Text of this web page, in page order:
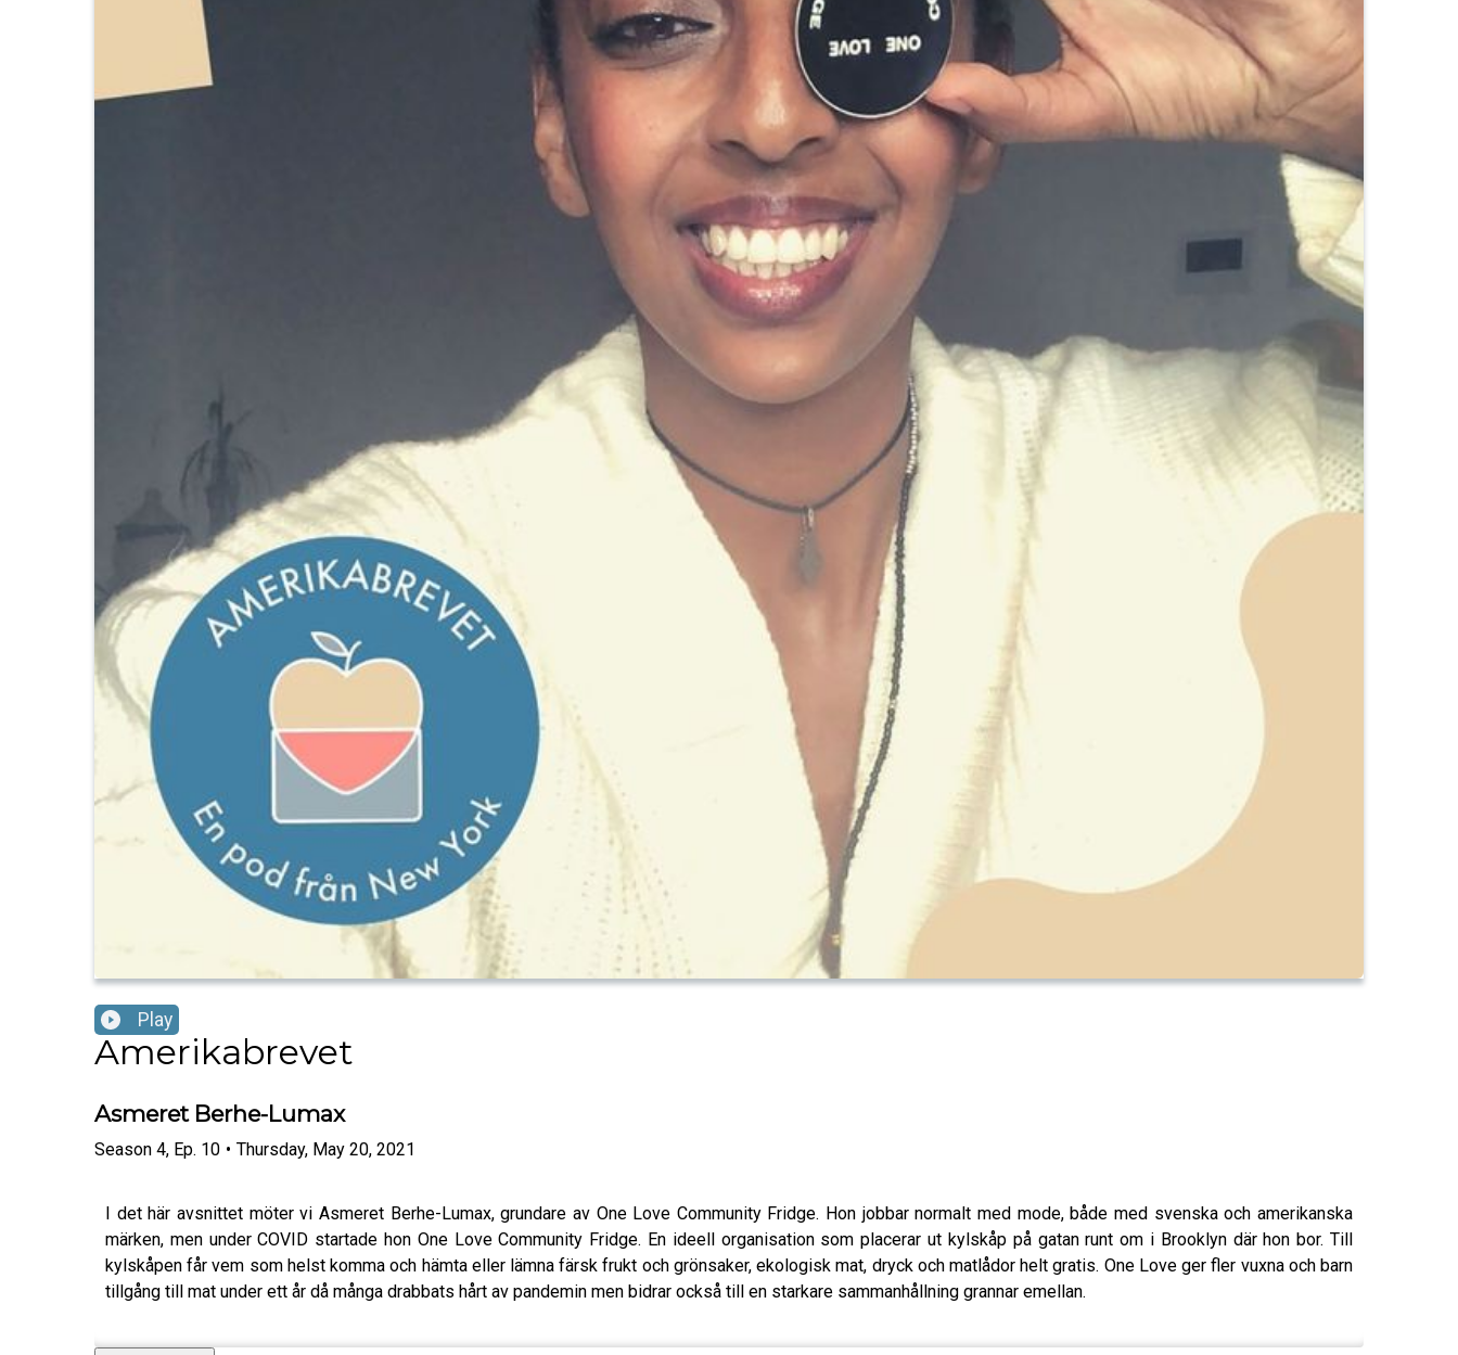
Play
Amerikabrevet
Asmeret Berhe-Lumax
Season 4, Ep. 10 • Thursday, May 20, 2021
I det här avsnittet möter vi Asmeret Berhe-Lumax, grundare av One Love Community Fridge. Hon jobbar normalt med mode, både med svenska och amerikanska
märken, men under COVID startade hon One Love Community Fridge. En ideell organisation som placerar ut kylskåp på gatan runt om i Brooklyn där hon bor. Till
kylskåpen får vem som helst komma och hämta eller lämna färsk frukt och grönsaker, ekologisk mat, dryck och matlådor helt gratis. One Love ger fler vuxna och barn
tillgång till mat under ett år då många drabbats hårt av pandemin men bidrar också till en starkare sammanhållning grannar emellan.